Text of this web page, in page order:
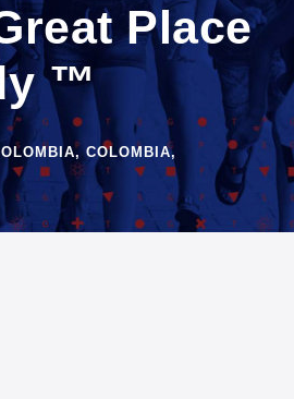
Place
™
, COLOMBIA,